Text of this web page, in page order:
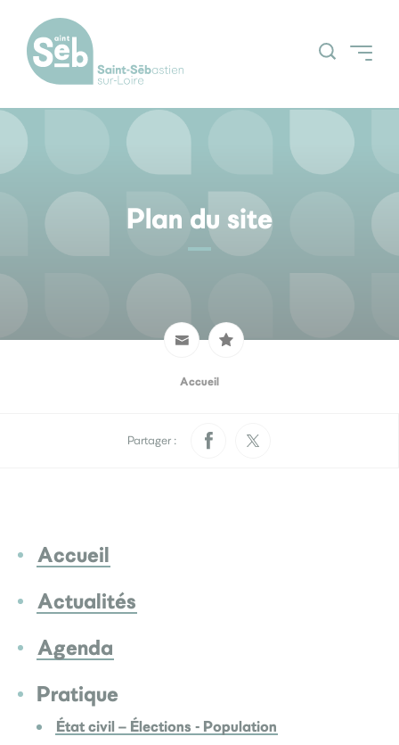
Agenda
d’identité
Déchets
Menus scolaires
Plan du site
Accueil
Partager :
Accueil
Actualités
Agenda
Pratique
État civil – Élections - Population